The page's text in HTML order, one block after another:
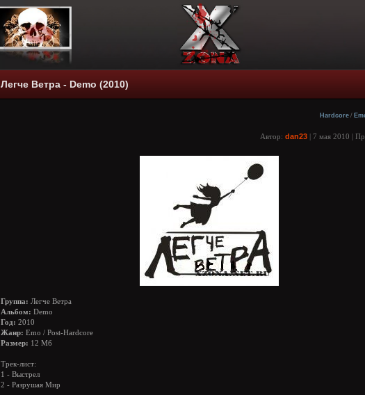
Легче Ветра - Demo (2010)
Hardcore /
Автор: dan23 | 7 мая 2010 |
Группа: Легче Ветра
Альбом: Demo
Год: 2010
Жанр: Emo / Post-Hardcore
Размер: 12 Мб
Трек-лист:
1 - Выстрел
2 - Разрушая Мир